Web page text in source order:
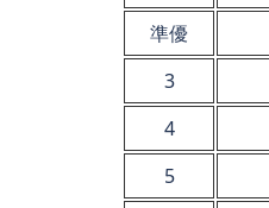
準優
3
4
5